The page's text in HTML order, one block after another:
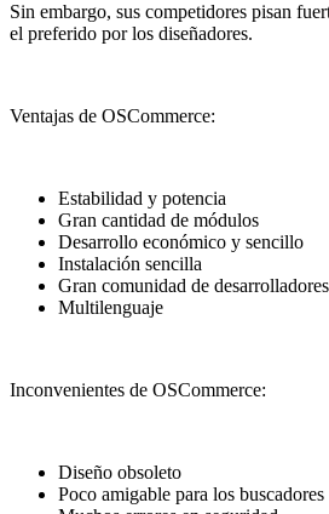
Sin embargo, sus competidores pisan
el preferido por los diseñadores.
Ventajas de OSCommerce:
Estabilidad y potencia
Gran cantidad de módulos
Desarrollo económico y sencillo
Instalación sencilla
Gran comunidad de desarrolladores
Multilenguaje
Inconvenientes de OSCommerce:
Diseño obsoleto
Poco amigable para los buscadores